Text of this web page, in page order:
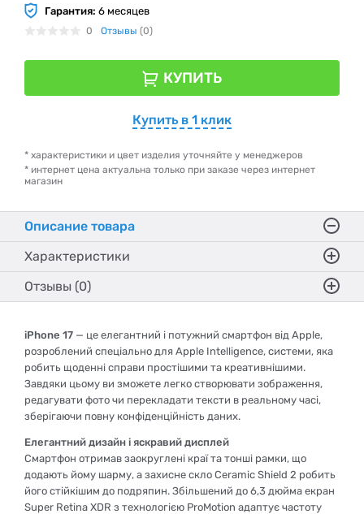
Гарантия: 6 месяцев
0 Отзывы (0)
КУПИТЬ
Купить в 1 клик
* характеристики и цвет изделия уточняйте у менеджеров
* интернет цена актуальна только при заказе через интернет
магазин
Описание товара
Характеристики
Отзывы (0)
iPhone 17 — це елегантний і потужний смартфон від Apple,
розроблений спеціально для Apple Intelligence, системи, яка
робить щоденні справи простішими та креативнішими.
Завдяки цьому ви зможете легко створювати зображення,
редагувати фото чи перекладати тексти в реальному часі,
зберігаючи повну конфіденційність даних.
Елегантний дизайн і яскравий дисплей
Смартфон отримав заокруглені краї та тонші рамки, що
додають йому шарму, а захисне скло Ceramic Shield 2 робить
його стійкішим до подряпин. Збільшений до 6,3 дюйма екран
Super Retina XDR з технологією ProMotion адаптує частоту